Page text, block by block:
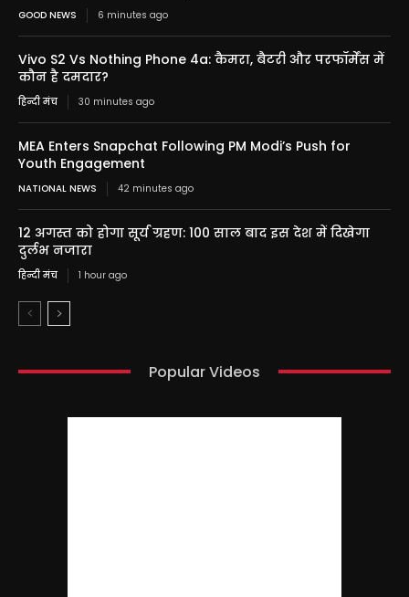
GOOD NEWS 6 minutes ago
Vivo S2 Vs Nothing Phone 4a: कैमरा, बैटरी और परफॉर्मेंस में
कौन है दमदार?
हिन्दी मंच 30 minutes ago
MEA Enters Snapchat Following PM Modi’s Push for
Youth Engagement
NATIONAL NEWS 42 minutes ago
12 अगस्त को होगा सूर्य ग्रहण: 100 साल बाद इस देश में दिखेगा
दुर्लभ नजारा
हिन्दी मंच 1 hour ago
Popular Videos